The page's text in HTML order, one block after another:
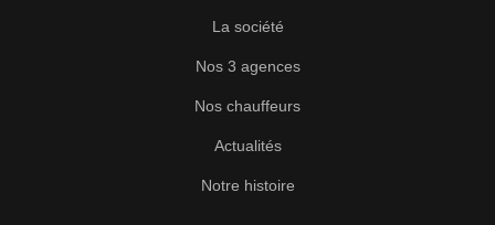
La société
Nos 3 agences
Nos chauffeurs
Actualités
Notre histoire